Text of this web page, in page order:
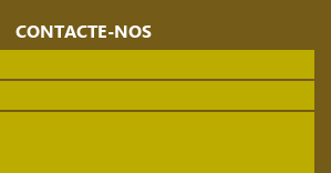
CONTACTE-NOS